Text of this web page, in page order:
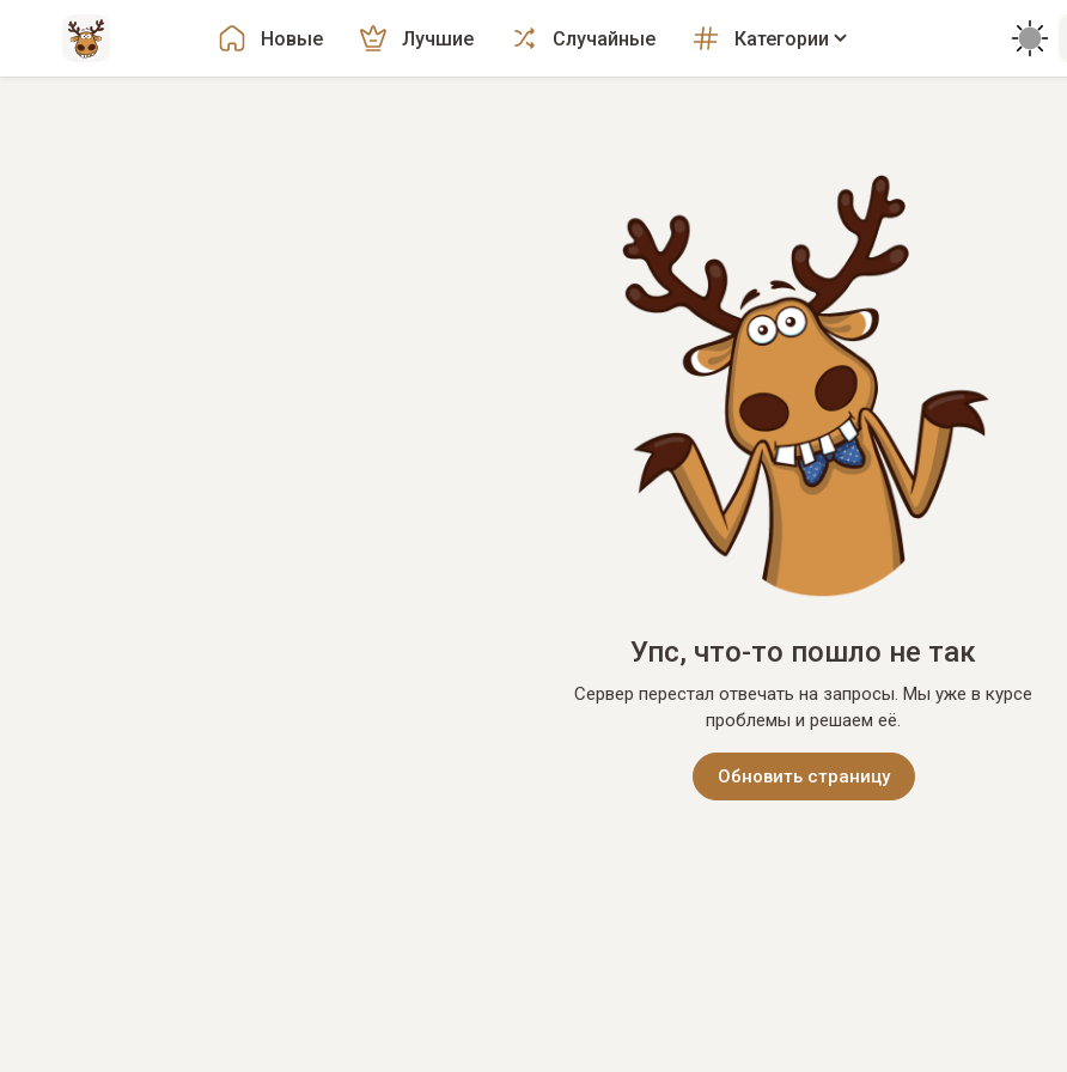
Новые Лучшие Случайные Категории
Упс, что-то пошло не так
Сервер перестал отвечать на запросы. Мы уже в курсе
проблемы и решаем её.
Обновить страницу